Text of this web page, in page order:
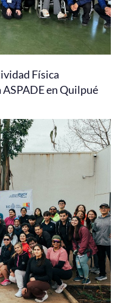
Física
en Quilpué